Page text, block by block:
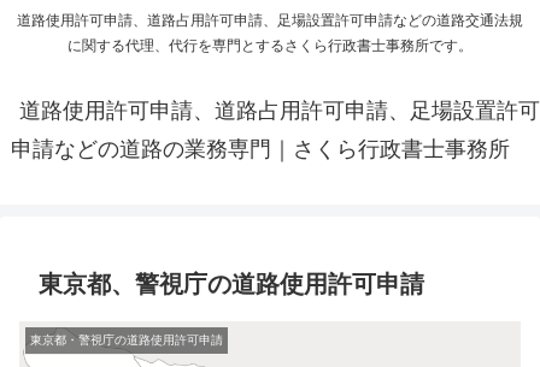
道路使用許可申請、道路占用許可申請、足場設置許可申請などの道路交通法規
に関する代理、代行を専門とするさくら行政書士事務所です。
道路使用許可申請、道路占用許可申請、足場設置許可
申請などの道路の業務専門｜さくら行政書士事務所
東京都、警視庁の道路使用許可申請
東京都・警視庁の道路使用許可申請